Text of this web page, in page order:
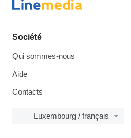
Société
Qui sommes-nous
Aide
Contacts
Luxembourg / français